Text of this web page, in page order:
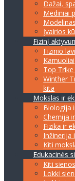
Dažai,
Mediniai
Įvairios
Fizinį
Fizinio
Kamuoliai
Top
Winther
kita
Mokslas ir
Biologija
Chemija
Fizika ir
Inžinerija
Kiti
Edukacinės
Kiti
Lokki